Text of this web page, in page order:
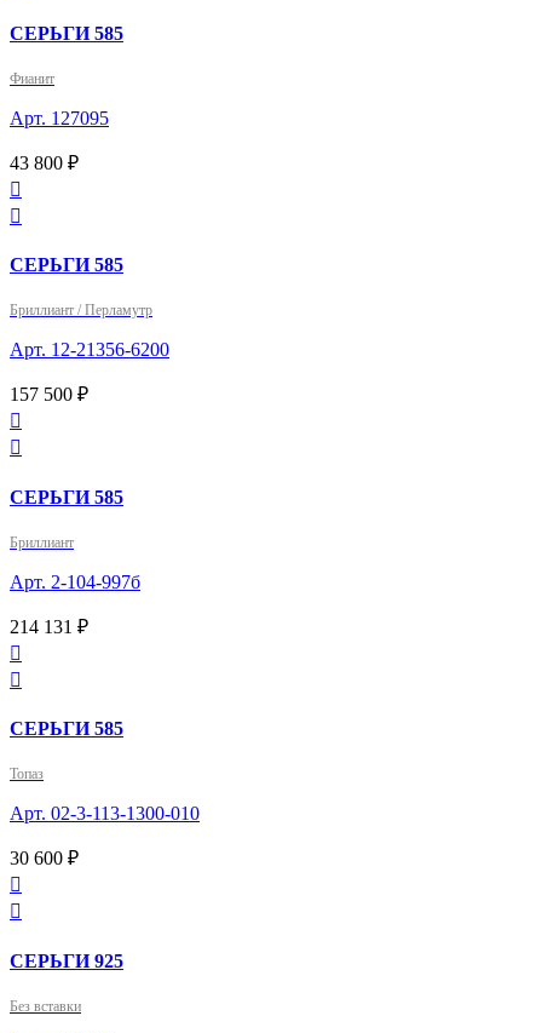
СЕРЬГИ 585
Фианит
Арт. 127095
43 800 ₽


СЕРЬГИ 585
Бриллиант / Перламутр
Арт. 12-21356-6200
157 500 ₽


СЕРЬГИ 585
Бриллиант
Арт. 2-104-997б
214 131 ₽


СЕРЬГИ 585
Топаз
Арт. 02-3-113-1300-010
30 600 ₽


СЕРЬГИ 925
Без вставки